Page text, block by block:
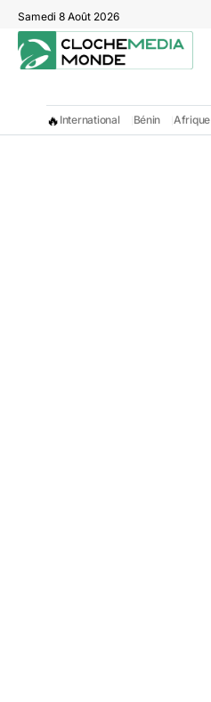
Samedi 8 Août 2026
🔥 International Bénin Afrique